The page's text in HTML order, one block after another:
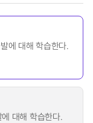
에 대해 학습한다.
대해 학습한다.